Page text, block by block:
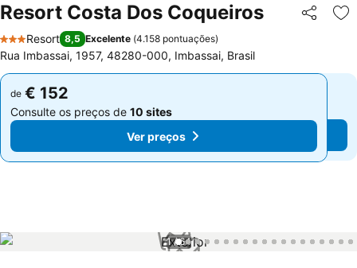
Resort Costa Dos Coqueiros Partilhar
3 Estrelas
Resort 8,5 Excelente (4.158 pontuações)
Rua Imbassai, 1957, 48280-000, Imbassai, Brasil
de € 152
Consulte os preços de 10 sites
Ver preços
de € 152
Consulte os preços de 10 sites
Ver preços
1 / 64